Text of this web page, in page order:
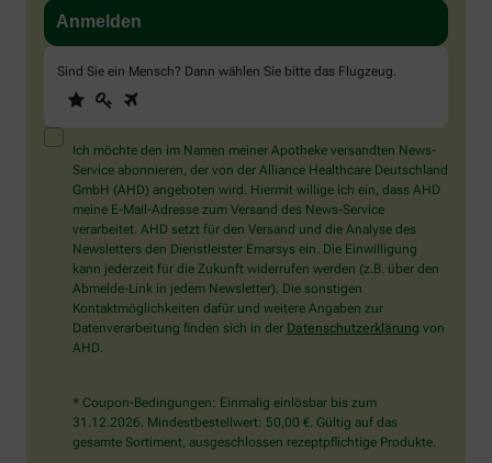
Sind Sie ein Mensch? Dann wählen Sie bitte das Flugzeug.
Sind
Sie
ein
Mensch?
Dann
wählen
Sie
bitte
das
Flugzeug.
1 2
Ich möchte den im Namen meiner Apotheke versandten News-
Service abonnieren, der von der Alliance Healthcare Deutschland
GmbH (AHD) angeboten wird. Hiermit willige ich ein, dass AHD
meine E-Mail-Adresse zum Versand des News-Service
verarbeitet. AHD setzt für den Versand und die Analyse des
Newsletters den Dienstleister Emarsys ein. Die Einwilligung
kann jederzeit für die Zukunft widerrufen werden (z.B. über den
Abmelde-Link in jedem Newsletter). Die sonstigen
Kontaktmöglichkeiten dafür und weitere Angaben zur
Datenverarbeitung finden sich in der Datenschutzerklärung von
AHD.
* Coupon-Bedingungen: Einmalig einlösbar bis zum
31.12.2026. Mindestbestellwert: 50,00 €. Gültig auf das
gesamte Sortiment, ausgeschlossen rezeptpflichtige Produkte.